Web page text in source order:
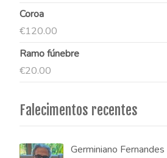
Coroa
€120.00
Ramo fúnebre
€20.00
Falecimentos recentes
Germiniano